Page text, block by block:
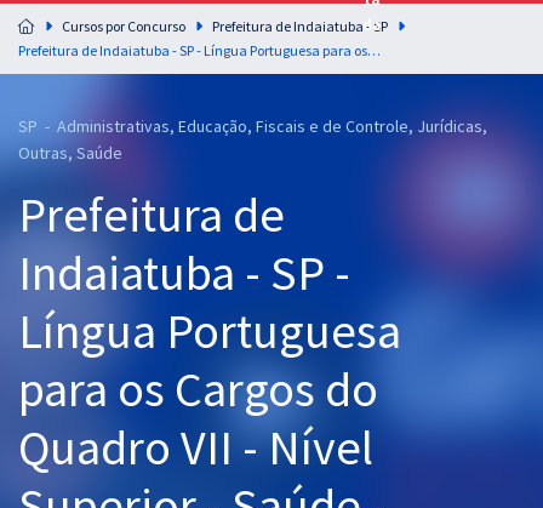
Preparação completa e intensiva para as principais
residências em saúde do Brasil
Assinatura Ilimitada
Graduação
OAB
Mentorias
Questões grátis
Cursos por Concurso
Prefeitura de Indaiatuba - SP
Prefeitura de Indaiatuba - SP - Língua Portuguesa para os Cargos do Quadro VII - Nível Superior - Saúde - Médicos/Dentistas
SP - Administrativas, Educação, Fiscais e de Controle, Jurídicas,
Outras, Saúde
Prefeitura de
Indaiatuba - SP -
Língua Portuguesa
para os Cargos do
Quadro VII - Nível